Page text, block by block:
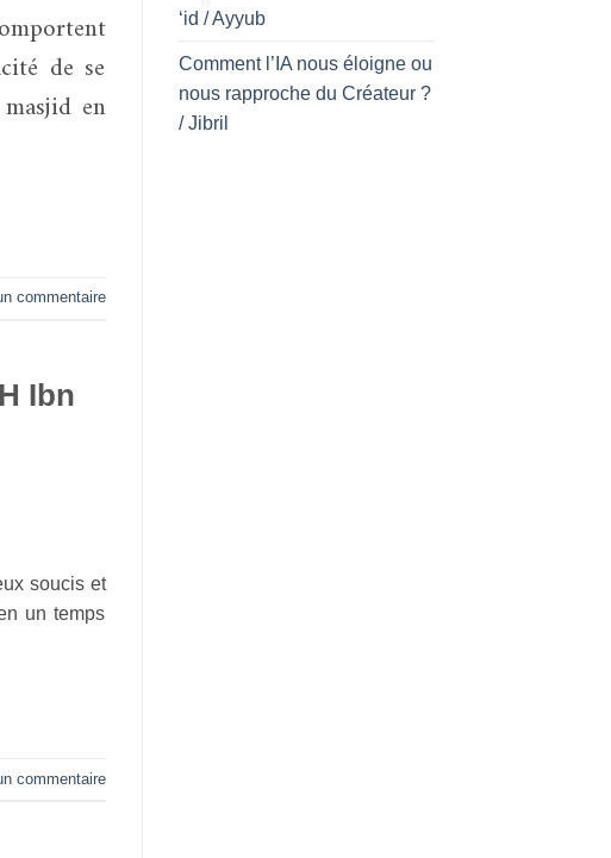
de se
en
commentaire
Ibn
soucis et
un temps
commentaire
‘id / Ayyub
Comment l’IA nous éloigne ou
nous rapproche du Créateur ?
/ Jibril